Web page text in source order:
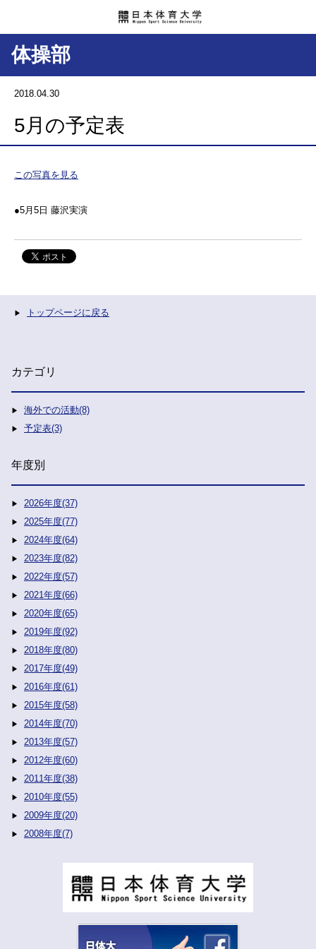
体操部
2018.04.30
5月の予定表
この写真を見る
●5月5日 藤沢実演
トップページに戻る
カテゴリ
海外での活動(8)
予定表(3)
年度別
2026年度(37)
2025年度(77)
2024年度(64)
2023年度(82)
2022年度(57)
2021年度(66)
2020年度(65)
2019年度(92)
2018年度(80)
2017年度(49)
2016年度(61)
2015年度(58)
2014年度(70)
2013年度(57)
2012年度(60)
2011年度(38)
2010年度(55)
2009年度(20)
2008年度(7)